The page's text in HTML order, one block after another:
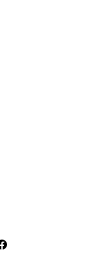
Beantwortung Ihrer
abgeschlossener
wieder. Möchten Sie Ihre
uns bitte eine Mail an
zum Datenschutz